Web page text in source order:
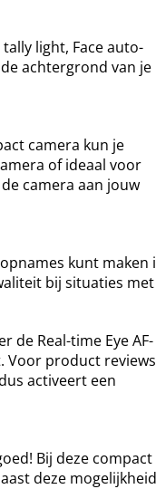
light, Face auto-
achtergrond van je
camera kun je
of ideaal voor
camera aan jouw
kunt maken
bij situaties met
de Real-time Eye AF-
Voor product reviews
activeert een
Bij deze compact
deze mogelijkheid